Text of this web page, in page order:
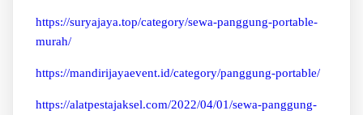
https://suryajaya.top/category/sewa-panggung-portable-
murah/
https://mandirijayaevent.id/category/panggung-portable/
https://alatpestajaksel.com/2022/04/01/sewa-panggung-